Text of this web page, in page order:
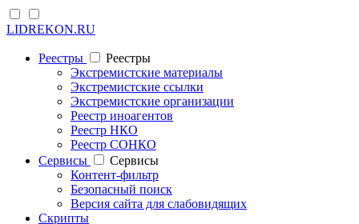
LIDREKON.RU
Реестры
Реестры
Экстремистские материалы
Экстремистские ссылки
Экстремистские организации
Реестр иноагентов
Реестр НКО
Реестр СОНКО
Cервисы
Cервисы
Контент-фильтр
Безопасный поиск
Версия сайта для слабовидящих
Скрипты